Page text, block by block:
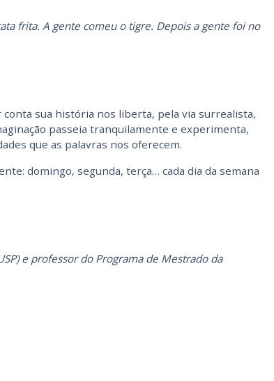
frita. A gente comeu o tigre. Depois a gente foi no
sua história nos liberta, pela via surrealista,
passeia tranquilamente e experimenta,
que as palavras nos oferecem.
domingo, segunda, terça… cada dia da semana
e professor do Programa de Mestrado da